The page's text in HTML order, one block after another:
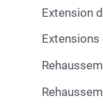
Extension